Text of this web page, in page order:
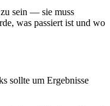
sein — sie muss
was passiert ist und wo
sollte um Ergebnisse